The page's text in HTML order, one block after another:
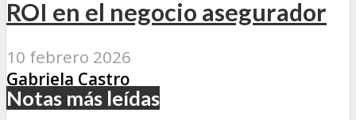
ROI en el negocio asegurador
10 febrero 2026
Gabriela Castro
Notas más leídas